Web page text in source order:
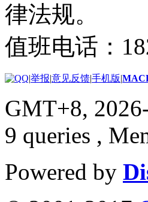
律法规。
值班电话：
|举报|意见反馈|手机版|
GMT+8,
9 queries ,
Powered by